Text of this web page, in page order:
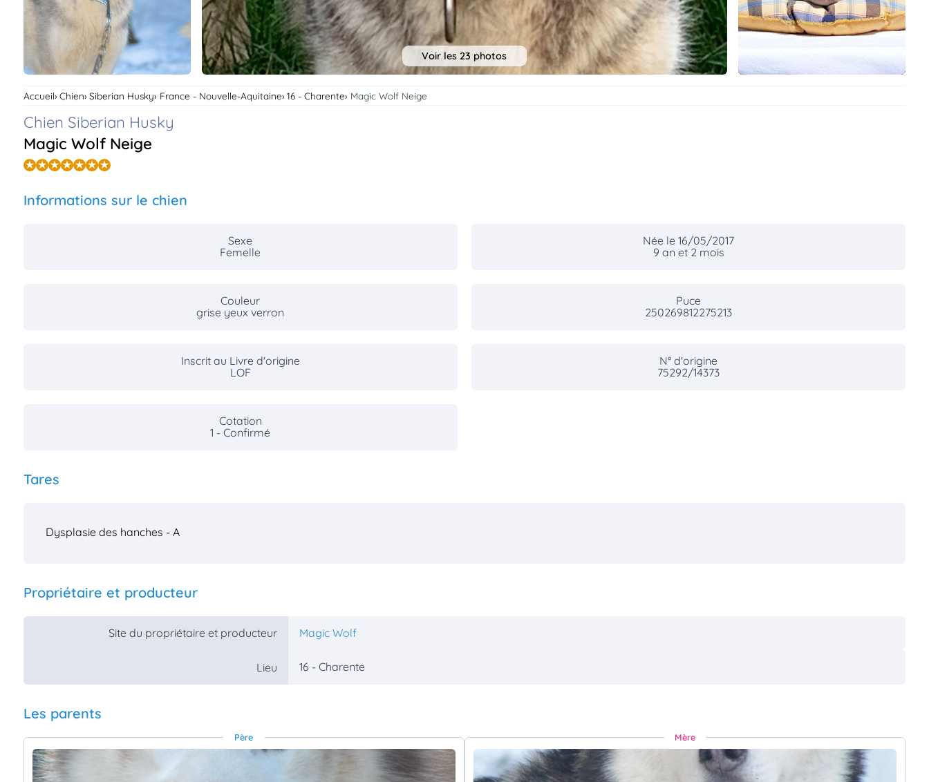
Voir les 23 photos
Accueil Chien Siberian Husky France - Nouvelle-Aquitaine 16 - Charente Magic Wolf Neige
Chien Siberian Husky
Magic Wolf Neige
Informations sur le chien
Sexe
Femelle
Née le 16/05/2017
9 an et 2 mois
Couleur
grise yeux verron
Puce
250269812275213
Inscrit au Livre d'origine
LOF
N° d'origine
75292/14373
Cotation
1 - Confirmé
Tares
Dysplasie des hanches - A
Propriétaire et producteur
Site du propriétaire et producteur Magic Wolf
Lieu 16 - Charente
Les parents
Père Mère